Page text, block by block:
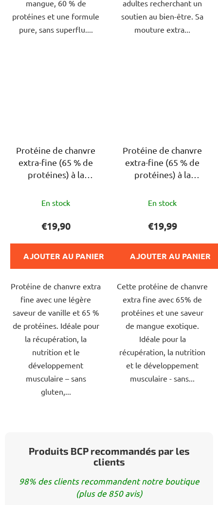
mangue, 60 % de
protéines et une formule
pure, sans superflu....
adultes recherchant un
soutien au bien-être. Sa
mouture extra...
Protéine de chanvre
extra-fine (65 % de
protéines) à la
moyenne
du
produit
de
sur
5
étoiles.
En stock
€19,90
AJOUTER AU PANIER
Protéine de chanvre extra
fine avec une légère
saveur de vanille et 65 %
de protéines. Idéale pour
la récupération, la
nutrition et le
développement
musculaire – sans
gluten,...
Protéine de chanvre
extra-fine (65 % de
protéines) à la
En stock
€19,99
AJOUTER AU PANIER
Cette protéine de chanvre
extra fine avec 65% de
protéines et une saveur
de mangue exotique.
Idéale pour la
récupération, la nutrition
et le développement
musculaire - sans...
Produits BCP recommandés par les
clients
98% des clients recommandent notre boutique
(plus de 850 avis)